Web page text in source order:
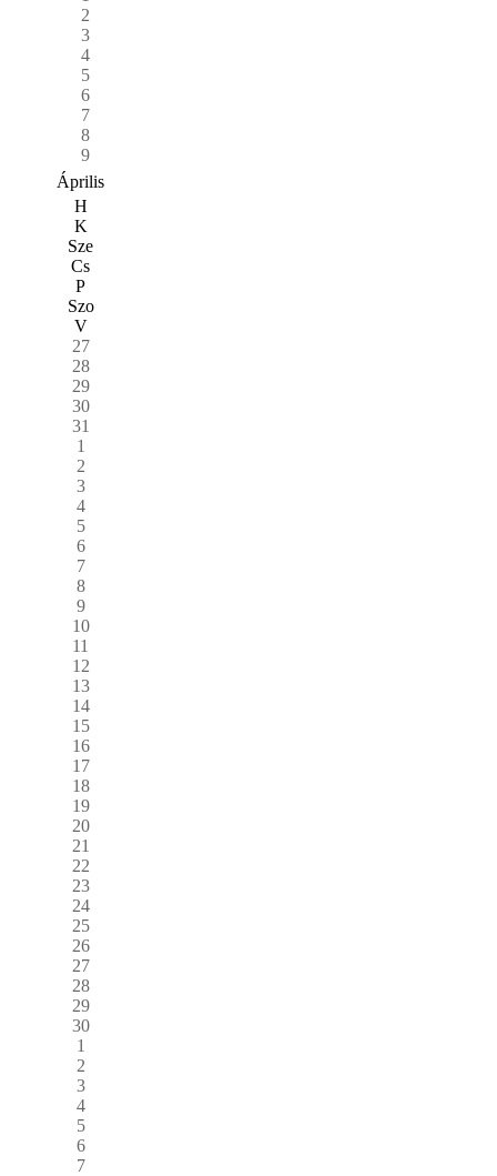
2
3
4
5
6
7
8
9
Április
H
K
Sze
Cs
P
Szo
V
27
28
29
30
31
1
2
3
4
5
6
7
8
9
10
11
12
13
14
15
16
17
18
19
20
21
22
23
24
25
26
27
28
29
30
1
2
3
4
5
6
7